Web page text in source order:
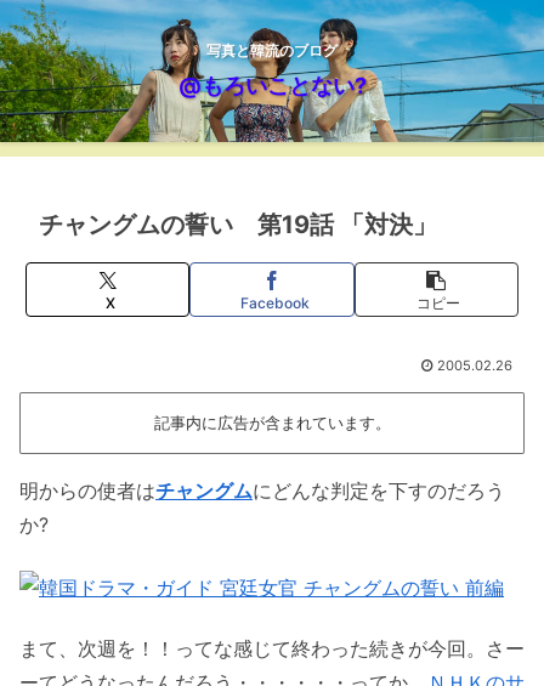
写真と韓流のブログ
@もろいことない?
チャングムの誓い 第19話 「対決」
X Facebook コピー
2005.02.26
記事内に広告が含まれています。
明からの使者はチャングムにどんな判定を下すのだろう
か?
まて、次週を！！ってな感じて終わった続きが今回。さー